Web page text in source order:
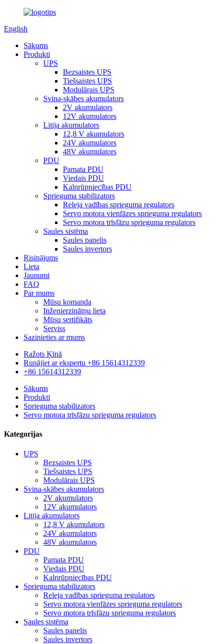
English
Sākums
Produkti
UPS
Bezsaistes UPS
Tiešsaistes UPS
Modulārais UPS
Svina-skābes akumulators
2V akumulators
12V akumulators
Litija akumulators
12,8 V akumulators
24V akumulators
48V akumulators
PDU
Pamata PDU
Viedais PDU
Kalnrūpniecības PDU
Sprieguma stabilizators
Releja vadības sprieguma regulators
Servo motora vienfāzes sprieguma regulators
Servo motora trīsfāzu sprieguma regulators
Saules sistēma
Saules panelis
Saules invertors
Risinājums
Lieta
Jaunumi
FAQ
Par mums
Mūsu komanda
Inženierzinātņu lieta
Mūsu sertifikāts
Serviss
Sazinieties ar mums
Ražots Ķīnā
Runājiet ar ekspertu +86 15614312339
+86 15614312339
Sākums
Produkti
Sprieguma stabilizators
Servo motora trīsfāzu sprieguma regulators
Kategorijas
UPS
Bezsaistes UPS
Tiešsaistes UPS
Modulārais UPS
Svina-skābes akumulators
2V akumulators
12V akumulators
Litija akumulators
12,8 V akumulators
24V akumulators
48V akumulators
PDU
Pamata PDU
Viedais PDU
Kalnrūpniecības PDU
Sprieguma stabilizators
Releja vadības sprieguma regulators
Servo motora vienfāzes sprieguma regulators
Servo motora trīsfāzu sprieguma regulators
Saules sistēma
Saules panelis
Saules invertors